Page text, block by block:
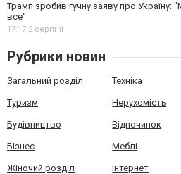
Трамп зробив гучну заяву про
все"
17:17,2 серпня
Рубрики новин
Загальний розділ Техніка
Туризм Нерухомість
Будівництво Відпочинок
Бізнес Меблі
Жіночий розділ Інтернет